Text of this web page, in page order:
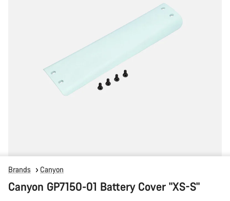
Brands Canyon
Canyon GP7150-01 Battery Cover "XS-S"